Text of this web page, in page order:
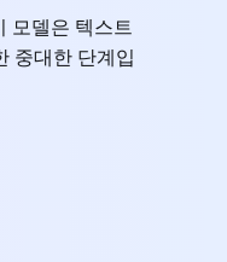
모델은 텍스트
중대한 단계입